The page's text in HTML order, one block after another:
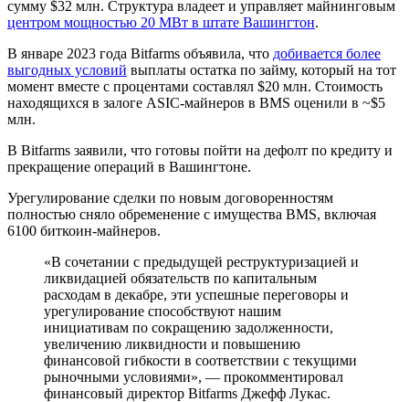
сумму $32 млн. Структура владеет и управляет майнинговым
центром мощностью 20 МВт в штате Вашингтон.
В январе 2023 года Bitfarms объявила, что добивается более
выгодных условий выплаты остатка по займу, который на тот
момент вместе с процентами составлял $20 млн. Стоимость
находящихся в залоге ASIC-майнеров в BMS оценили в ~$5
млн.
В Bitfarms заявили, что готовы пойти на дефолт по кредиту и
прекращение операций в Вашингтоне.
Урегулирование сделки по новым договоренностям
полностью сняло обременение с имущества BMS, включая
6100 биткоин-майнеров.
«В сочетании с предыдущей реструктуризацией и
ликвидацией обязательств по капитальным
расходам в декабре, эти успешные переговоры и
урегулирование способствуют нашим
инициативам по сокращению задолженности,
увеличению ликвидности и повышению
финансовой гибкости в соответствии с текущими
рыночными условиями», — прокомментировал
финансовый директор Bitfarms Джефф Лукас.